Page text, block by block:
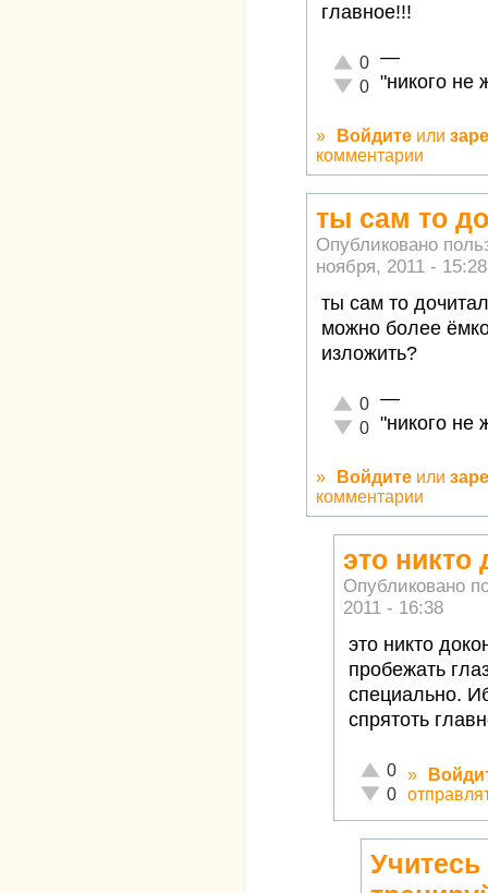
главное!!!
Отлично!
0
Неадекватно!
0
—
"никого не
» Войдите или
комментарии
ты сам то
Опубликовано
ноября, 2011 - 15:28
ты сам то
можно более
изложить?
Отлично!
0
Неадекватно!
0
—
"никого не
» Войдите или
комментарии
это никто
Опубликовано
2011 - 16:38
это никто
пробежать
специально.
спрятоть
Отлично!
0
Неадекватно!
0
»
Учитесь